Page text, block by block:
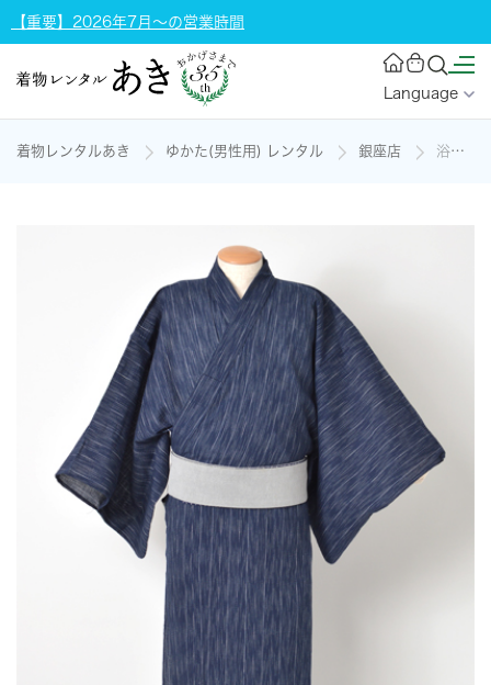
【重要】2026年7月～の営業時間
Language
着物レンタルあき ゆかた(男性用) レンタル 銀座店 浴衣[173-181cm・紺地に縦絣柄]の着物レンタル